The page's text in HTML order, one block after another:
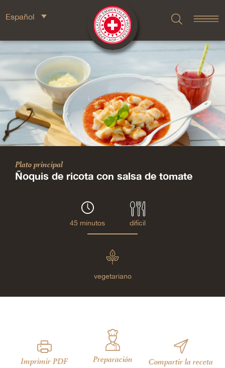
Español
Plato principal
Ñoquis de ricota con salsa de tomate
45 minutos difícil
vegetariano
Imprimir PDF Preparación Compartir la receta